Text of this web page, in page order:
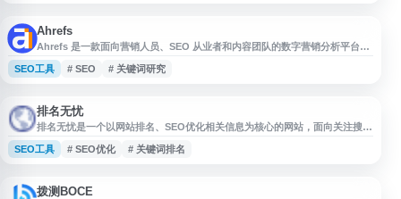
Ahrefs
Ahrefs 是一款面向营销人员、SEO 从业者和内容团队的数字营销分析平台，
提供关键词研究、竞争对手分析、反向链接监测、网站审计、排名追踪等功
能。平台基于大规模搜索与 AI 数据库，帮助用户了解网站可见度、优化内容
SEO工具 # SEO # 关键词研究
排名无忧
排名无忧是一个以网站排名、SEO优化相关信息为核心的网站，面向关注搜索
引擎优化、关键词排名和网站流量提升的用户。网站可作为了解排名优化服
务、SEO基础知识及相关资源的入口，适合站长、运营人员和企业用户参考。
SEO工具 # SEO优化 # 关键词排名
拨测BOCE